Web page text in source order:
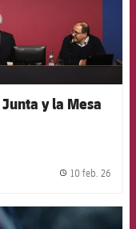
y la Mesa
10 feb. 26
badge